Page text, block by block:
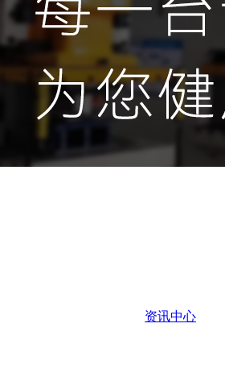
资讯中心